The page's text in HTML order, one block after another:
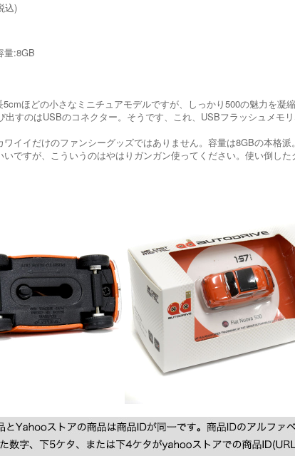
込)
量:8GB
5cmほどの小さなミニチュアモデルですが、しっかり500の魅力を
出すのはUSBのコネクター。そうです、これ、USBフラッシュメモリ
ワイイだけのファンシーグッズではありません。容量は8GBの本格
いですが、こういうのはやはりガンガン使ってください。使い倒し